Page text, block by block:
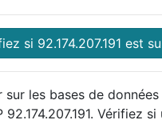
si 92.174.207.191 est
sur les bases de
92.174.207.191. Vérifiez